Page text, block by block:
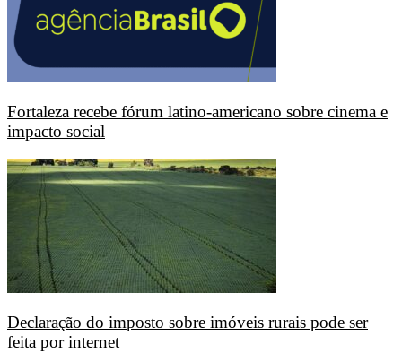
Fortaleza recebe fórum latino-americano sobre cinema e
impacto social
Declaração do imposto sobre imóveis rurais pode ser
feita por internet